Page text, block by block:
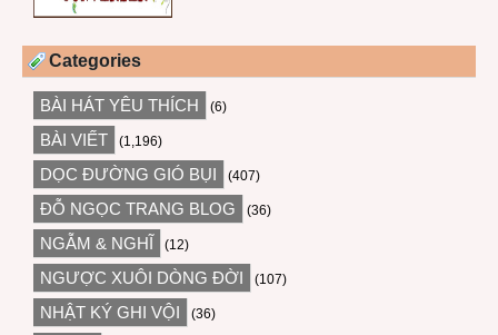
Categories
BÀI HÁT YÊU THÍCH (6)
BÀI VIẾT (1,196)
DỌC ĐƯỜNG GIÓ BỤI (407)
ĐỖ NGỌC TRANG BLOG (36)
NGẪM & NGHĨ (12)
NGƯỢC XUÔI DÒNG ĐỜI (107)
NHẬT KÝ GHI VỘI (36)